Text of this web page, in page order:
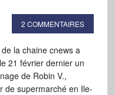
2 COMMENTAIRES
la chaine cnews a
21 février dernier un
de Robin V.,
de supermarché en Ile-